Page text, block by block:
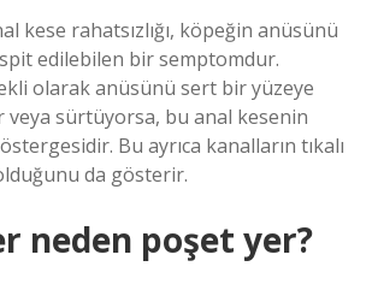
kese rahatsızlığı, köpeğin anüsünü
edilebilen bir semptomdur.
olarak anüsünü sert bir yüzeye
veya sürtüyorsa, bu anal kesenin
Bu ayrıca kanalların tıkalı
da gösterir.
neden poşet yer?